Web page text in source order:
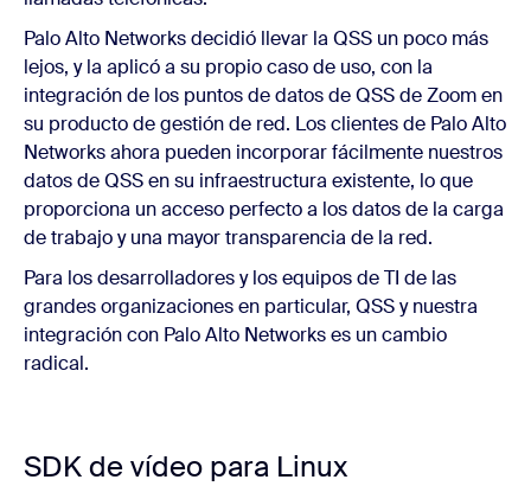
Palo Alto Networks decidió llevar la QSS un poco más
lejos, y la aplicó a su propio caso de uso, con la
integración de los puntos de datos de QSS de Zoom en
su producto de gestión de red. Los clientes de Palo Alto
Networks ahora pueden incorporar fácilmente nuestros
datos de QSS en su infraestructura existente, lo que
proporciona un acceso perfecto a los datos de la carga
de trabajo y una mayor transparencia de la red.
Para los desarrolladores y los equipos de TI de las
grandes organizaciones en particular, QSS y nuestra
integración con Palo Alto Networks es un cambio
radical.
SDK de vídeo para Linux